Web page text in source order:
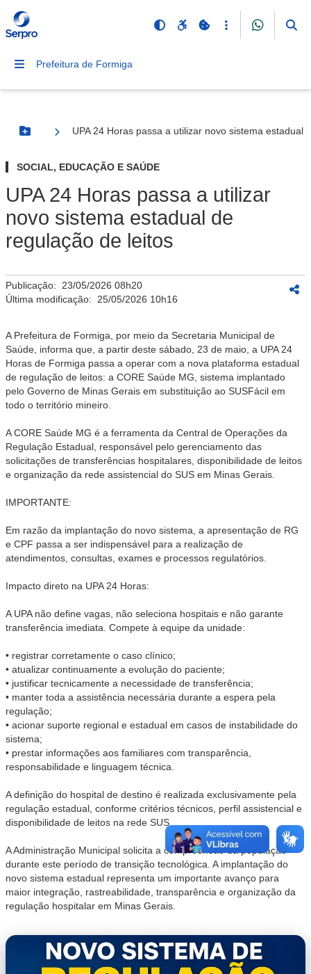
Prefeitura de Formiga
Botão Menu
UPA 24 Horas passa a utilizar novo sistema estadual
SOCIAL, EDUCAÇÃO E SAÚDE
UPA 24 Horas passa a utilizar
novo sistema estadual de
regulação de leitos
Publicação: 23/05/2026 08h20
Última modificação: 25/05/2026 10h16
A Prefeitura de Formiga, por meio da Secretaria Municipal de
Saúde, informa que, a partir deste sábado, 23 de maio, a UPA 24
Horas de Formiga passa a operar com a nova plataforma estadual
de regulação de leitos: a CORE Saúde MG, sistema implantado
pelo Governo de Minas Gerais em substituição ao SUSFácil em
todo o território mineiro.
A CORE Saúde MG é a ferramenta da Central de Operações da
Regulação Estadual, responsável pelo gerenciamento das
solicitações de transferências hospitalares, disponibilidade de leitos
e organização da rede assistencial do SUS em Minas Gerais.
IMPORTANTE:
Em razão da implantação do novo sistema, a apresentação de RG
e CPF passa a ser indispensável para a realização de
atendimentos, consultas, exames e processos regulatórios.
Impacto direto na UPA 24 Horas:
A UPA não define vagas, não seleciona hospitais e não garante
transferência imediata. Compete à equipe da unidade:
• registrar corretamente o caso clínico;
• atualizar continuamente a evolução do paciente;
• justificar tecnicamente a necessidade de transferência;
• manter toda a assistência necessária durante a espera pela
regulação;
• acionar suporte regional e estadual em casos de instabilidade do
sistema;
• prestar informações aos familiares com transparência,
responsabilidade e linguagem técnica.
A definição do hospital de destino é realizada exclusivamente pela
regulação estadual, conforme critérios técnicos, perfil assistencial e
disponibilidade de leitos na rede SUS.
A Administração Municipal solicita a compreensão da população
durante este período de transição tecnológica. A implantação do
novo sistema estadual representa um importante avanço para
maior integração, rastreabilidade, transparência e organização da
regulação hospitalar em Minas Gerais.